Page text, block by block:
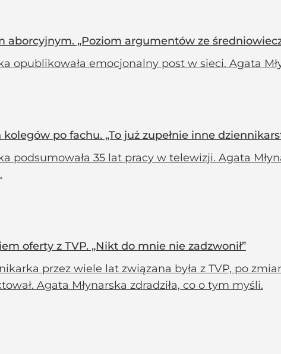
aborcyjnym. „Poziom argumentów ze
opublikowała emocjonalny post w sieci. Agata
kolegów po fachu. „To już zupełnie inne
podsumowała 35 lat pracy w telewizji. Agata
oferty z TVP. „Nikt do mnie nie zadzwonił”
przez wiele lat związana była z TVP, po
Agata Młynarska zdradziła, co o tym myśli.